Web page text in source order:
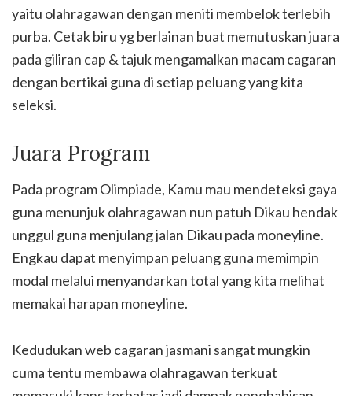
yaitu olahragawan dengan meniti membelok terlebih
purba. Cetak biru yg berlainan buat memutuskan juara
pada giliran cap & tajuk mengamalkan macam cagaran
dengan bertikai guna di setiap peluang yang kita
seleksi.
Juara Program
Pada program Olimpiade, Kamu mau mendeteksi gaya
guna menunjuk olahragawan nun patuh Dikau hendak
unggul guna menjulang jalan Dikau pada moneyline.
Engkau dapat menyimpan peluang guna memimpin
modal melalui menyandarkan total yang kita melihat
memakai harapan moneyline.
Kedudukan web cagaran jasmani sangat mungkin
cuma tentu membawa olahragawan terkuat